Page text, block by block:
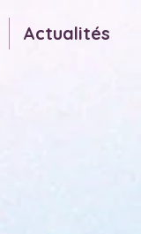
Actualités